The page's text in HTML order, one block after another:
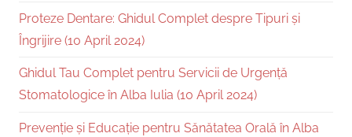
Proteze Dentare: Ghidul Complet despre Tipuri și
Îngrijire (10 April 2024)
Ghidul Tau Complet pentru Servicii de Urgență
Stomatologice în Alba Iulia (10 April 2024)
Prevenție și Educație pentru Sănătatea Orală în Alba